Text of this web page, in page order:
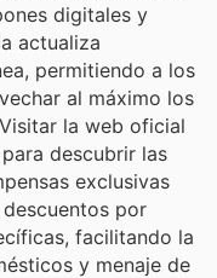
digitales y
actualiza
permitiendo a los
al máximo los
la web oficial
descubrir las
exclusivas
por
facilitando la
y menaje de